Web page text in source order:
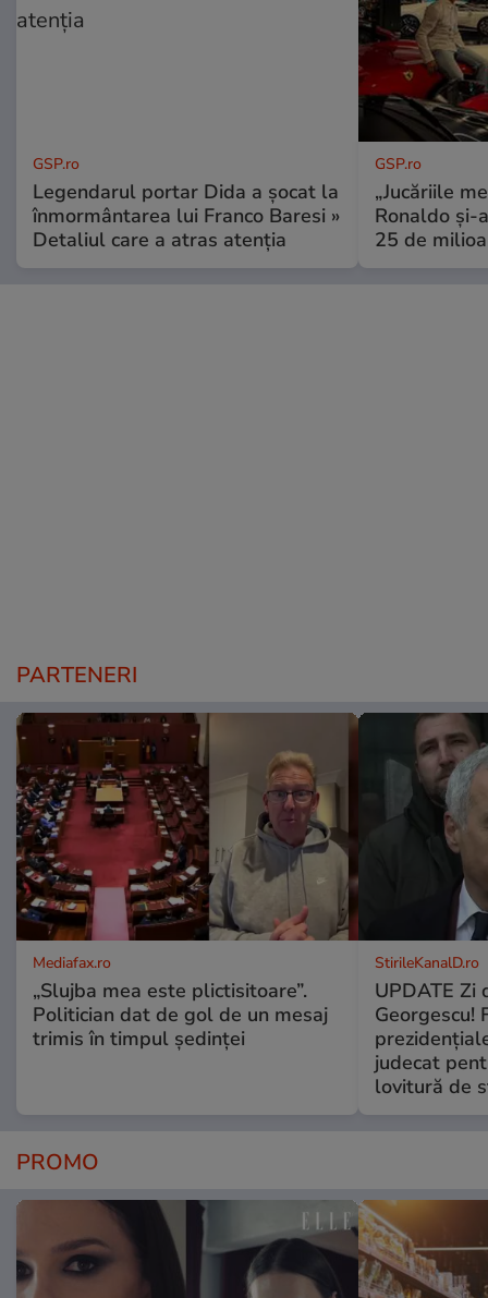
GSP.ro
Legendarul portar Dida a șocat la
înmormântarea lui Franco Baresi »
Detaliul care a atras atenția
GSP.ro
„Jucăriile
Ronaldo și-
25 de
PARTENERI
Mediafax.ro
„Slujba mea este plictisitoare”.
Politician dat de gol de un mesaj
trimis în timpul ședinței
StirileKanalD.ro
UPDATE Zi
Georgescu!
judecat
lovitură de
PROMO